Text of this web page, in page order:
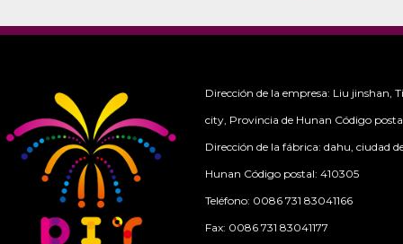
Dirección de la empresa: Liu jinshan,
city, Provincia de Hunan Código
Dirección de la fábrica: dahu, ciudad
Hunan Código postal: 410305
Teléfono: 0086 731 83041166
Fax: 0086 731 83041177